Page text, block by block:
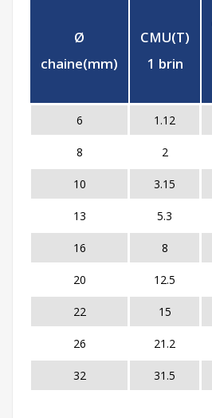
Ø
chaine(mm)
CMU(T)
1 brin
6 1.12
8 2
10 3.15
13 5.3
16 8
20 12.5
22 15
26 21.2
32 31.5